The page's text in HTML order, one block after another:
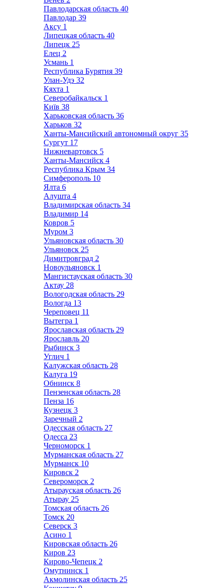
Павлодарская область 40
Павлодар 39
Аксу 1
Липецкая область 40
Липецк 25
Елец 2
Усмань 1
Республика Бурятия 39
Улан-Удэ 32
Кяхта 1
Северобайкальск 1
Київ 38
Харьковская область 36
Харьков 32
Ханты-Мансийский автономный округ 35
Сургут 17
Нижневартовск 5
Ханты-Мансийск 4
Республика Крым 34
Симферополь 10
Ялта 6
Алушта 4
Владимирская область 34
Владимир 14
Ковров 5
Муром 3
Ульяновская область 30
Ульяновск 25
Димитровград 2
Новоульяновск 1
Мангистауская область 30
Актау 28
Вологодская область 29
Вологда 13
Череповец 11
Вытегра 1
Ярославская область 29
Ярославль 20
Рыбинск 3
Углич 1
Калужская область 28
Калуга 19
Обнинск 8
Пензенская область 28
Пенза 16
Кузнецк 3
Заречный 2
Одесская область 27
Одесса 23
Черноморск 1
Мурманская область 27
Мурманск 10
Кировск 2
Североморск 2
Атырауская область 26
Атырау 25
Томская область 26
Томск 20
Северск 3
Асино 1
Кировская область 26
Киров 23
Кирово-Чепецк 2
Омутнинск 1
Акмолинская область 25